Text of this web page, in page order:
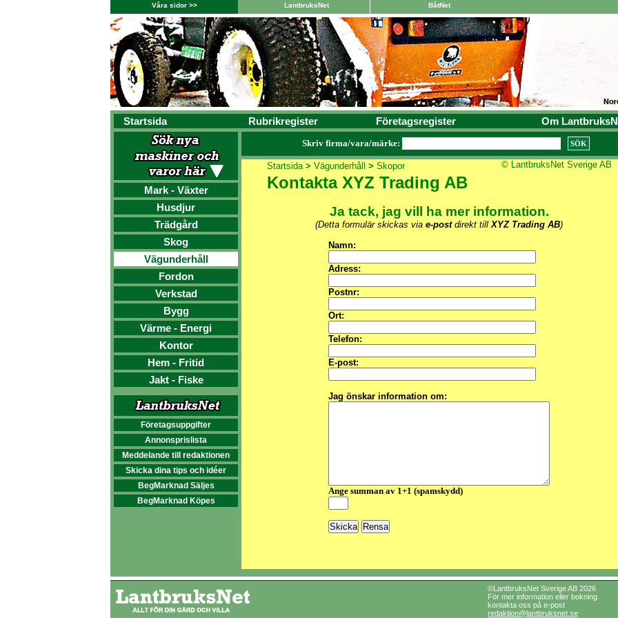
Våra sidor >> LantbruksNet BåtNet
Startsida Rubrikregister Företagsregister Om
Mark - Växter
Husdjur
Trädgård
Skog
Vägunderhåll
Fordon
Verkstad
Bygg
Värme - Energi
Kontor
Hem - Fritid
Jakt - Fiske
Företagsuppgifter
Annonsprislista
Meddelande till redaktionen
Skicka dina tips och idéer
BegMarknad Säljes
BegMarknad Köpes
Skriv firma/vara/märke:
Startsida> Vägunderhåll > Skopor © LantbruksNet Sverige AB
Kontakta XYZ Trading AB
Ja tack, jag vill ha mer information.
(Detta formulär skickas via e-postdirekt tillXYZ Trading AB)
Namn:
Adress:
Postnr:
Ort:
Telefon:
E-post:
Jag önskar information om:
Ange summan av 1+1 (spamskydd)
©LantbruksNet Sverige AB 2026
För mer information eller bokning
kontakta oss på e-post
redaktion@lantbruksnet.se